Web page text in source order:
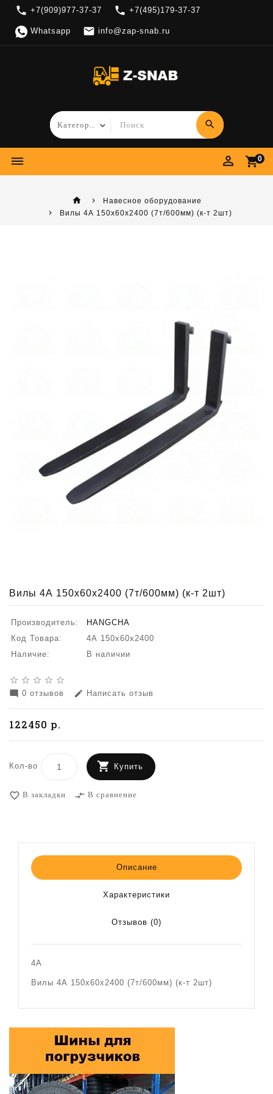
local_phone +7(909)977-37-37 local_phone +7(495)179-37-37
Whatsapp  info@zap-snab.ru
search
perm_identity shopping_cart0
dehaze
home
Навесное оборудование
Вилы 4А 150х60х2400 (7т/600мм) (к-т 2шт)
Вилы 4А 150х60х2400 (7т/600мм) (к-т 2шт)
Производитель:
HANGCHA
Код Товара:
4А 150х60х2400
Наличие:
В наличии
star_border star_border star_border star_border star_border
mode_comment 0 отзывов edit Написать отзыв
122450 р.
Кол-во Купить
favorite_border В закладки compare_arrows В сравнение
Описание
Характеристики
Отзывов (0)
4A
Вилы 4А 150х60х2400 (7т/600мм) (к-т 2шт)